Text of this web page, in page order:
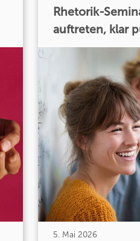
Rhetorik-
auftreten, klar
5. Mai 2026